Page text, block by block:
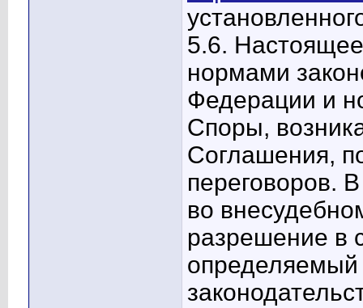
5.6.
нормами
Федерации и
Споры,
Соглашения,
переговоров.
во
разрешение в
определяемый